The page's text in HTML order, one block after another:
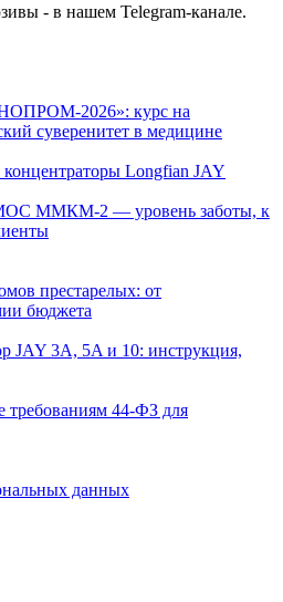
- в нашем Telegram-канале.
2026»: курс на
суверенитет в медицине
Longfian JAY
ММКМ-2 — уровень заботы, к
престарелых: от
бюджета
JAY 3A, 5A и 10: инструкция,
требованиям 44-ФЗ для
данных